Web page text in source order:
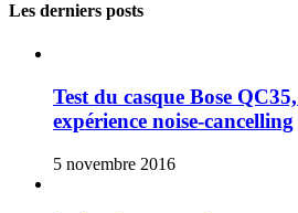
Les derniers posts
Test du casque Bose
expérience noise-cancelling
5 novembre 2016